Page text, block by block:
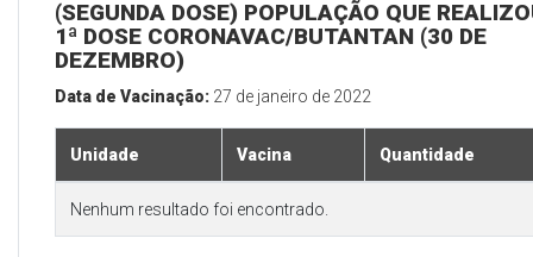
(SEGUNDA DOSE) POPULAÇÃO QUE
1ª DOSE CORONAVAC/BUTANTAN (30 DE
DEZEMBRO)
Data de Vacinação: 27 de janeiro de 2022
Unidade Vacina Quantidade
Nenhum resultado foi encontrado.